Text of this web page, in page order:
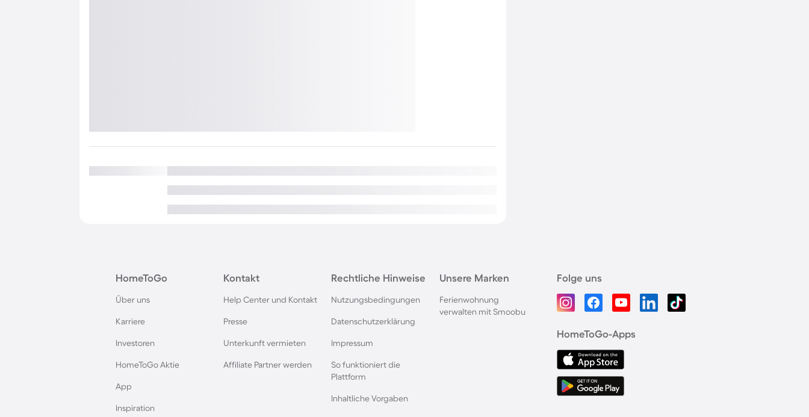
HomeToGo
Über uns
Karriere
Investoren
HomeToGo Aktie
App
Inspiration
Kontakt
Help Center und Kontakt
Presse
Unterkunft vermieten
Affiliate Partner werden
Rechtliche Hinweise
Nutzungsbedingungen
Datenschutzerklärung
Impressum
So funktioniert die
Plattform
Inhaltliche Vorgaben
Unsere Marken
Ferienwohnung
verwalten mit Smoobu
Folge uns
HomeToGo-Apps